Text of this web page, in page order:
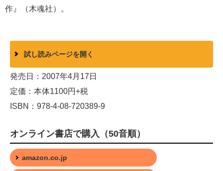
作』（木魂社）。
試し読みページを開く
発売日：2007年4月17日
定価：本体1100円+税
ISBN：978-4-08-720389-9
オンライン書店で購入（50音順）
amazon.co.jp